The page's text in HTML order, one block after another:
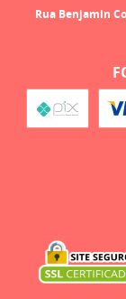
Rua Benjamin